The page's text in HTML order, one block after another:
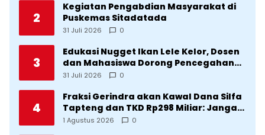
2
Kegiatan Pengabdian Masyarakat di
Puskemas Sitadatada
31 Juli 2026 0
3
Edukasi Nugget Ikan Lele Kelor, Dosen
dan Mahasiswa Dorong Pencegahan
Stunting di Desa Silangkitang
31 Juli 2026 0
4
Fraksi Gerindra akan Kawal Dana Silfa
Tapteng dan TKD Rp298 Miliar: Jangan
Sampai Pekerjaan Pusat dan Provinsi
1 Agustus 2026 0